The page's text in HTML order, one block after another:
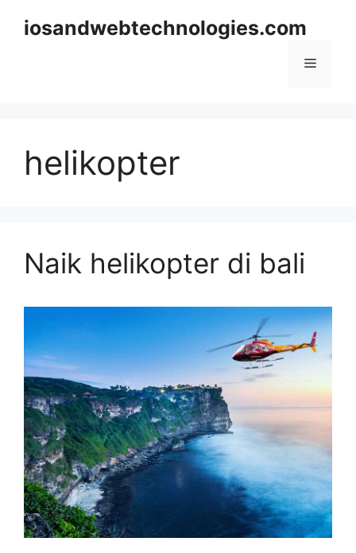
iosandwebtechnologies.com
Menu
helikopter
Naik helikopter di bali